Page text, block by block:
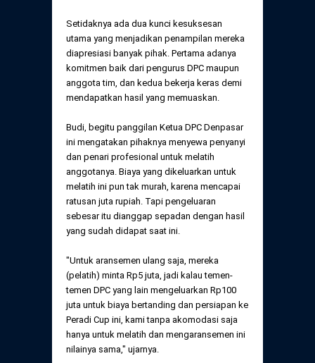
Setidaknya ada dua kunci kesuksesan
utama yang menjadikan penampilan mereka
diapresiasi banyak pihak. Pertama adanya
komitmen baik dari pengurus DPC maupun
anggota tim, dan kedua bekerja keras demi
mendapatkan hasil yang memuaskan.
Budi, begitu panggilan Ketua DPC Denpasar
ini mengatakan pihaknya menyewa penyanyi
dan penari profesional untuk melatih
anggotanya. Biaya yang dikeluarkan untuk
melatih ini pun tak murah, karena mencapai
ratusan juta rupiah. Tapi pengeluaran
sebesar itu dianggap sepadan dengan hasil
yang sudah didapat saat ini.
"Untuk aransemen ulang saja, mereka
(pelatih) minta Rp5 juta, jadi kalau temen-
temen DPC yang lain mengeluarkan Rp100
juta untuk biaya bertanding dan persiapan ke
Peradi Cup ini, kami tanpa akomodasi saja
hanya untuk melatih dan mengaransemen ini
nilainya sama," ujarnya.